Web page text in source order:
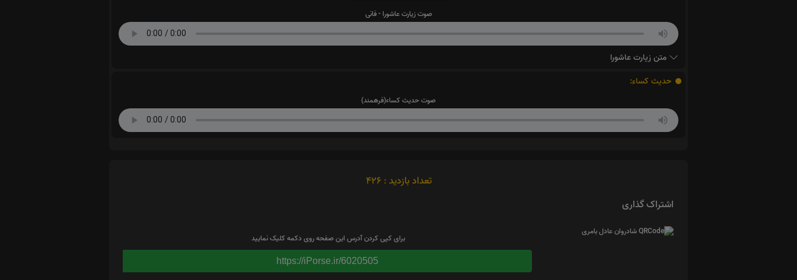
صوت زیارت عاشورا - فانی
متن زیارت عاشورا
حدیث کساء:
صوت حدیث کساء(فرهمند)
تعداد بازدید : 426
اشتراک گذاری
برای کپی کردن آدرس این صفحه روی دکمه کلیک نمایید
https://iPorse.ir/6020505